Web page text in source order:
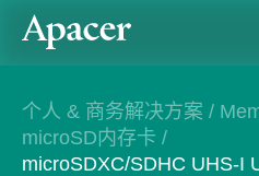
个人 & 商务解决方案 /
microSD内存卡 /
microSDXC/SDHC UHS-I